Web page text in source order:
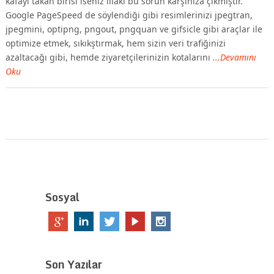
Google PageSpeed de söylendiği gibi resimlerinizi jpegtran,
jpegmini, optipng, pngout, pngquan ve gifsicle gibi araçlar ile
optimize etmek, sıkıkştırmak, hem sizin veri trafiğinizi
azaltacağı gibi, hemde ziyaretçilerinizin kotalarını ...Devamını
Oku
Sosyal
Son Yazılar